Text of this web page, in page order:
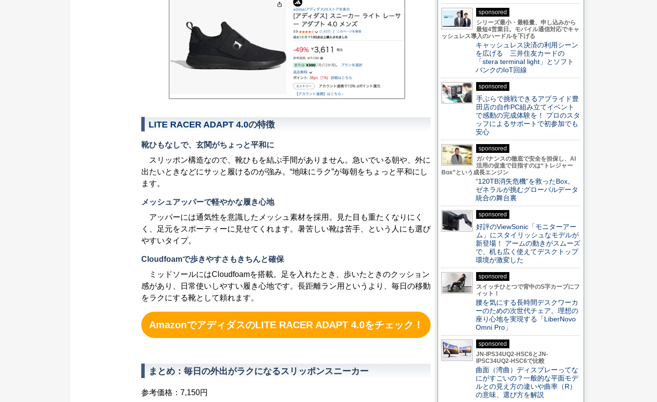
LITE RACER ADAPT 4.0の特徴
靴ひもなしで、玄関がちょっと平和に
スリッポン構造なので、靴ひもを結ぶ手間がありません。急いでいる朝や、外に
出たいときなどにサッと履けるのが強み。“地味にラク”が毎朝をちょっと平和にし
ます。
メッシュアッパーで軽やかな履き心地
アッパーには通気性を意識したメッシュ素材を採用。見た目も重たくなりにく
く、足元をスポーティーに見せてくれます。暑苦しい靴は苦手、という人にも選び
やすいタイプ。
Cloudfoamで歩きやすさもきちんと確保
ミッドソールにはCloudfoamを搭載。足を入れたとき、歩いたときのクッション
感があり、日常使いしやすい履き心地です。長距離ラン用というより、毎日の移動
をラクにする靴として頼れます。
AmazonでアディダスのLITE RACER ADAPT 4.0をチェック！
まとめ：毎日の外出がラクになるスリッポンスニーカー
参考価格：7,150円
sponsored
シリーズ最小・最軽量、申し込みから
最短4営業日。モバイル通信対応でキャ
ッシュレス導入のハードルを下げる
キャッシュレス決済の利用シーン
を広げる 三井住友カードの
「stera terminal light」とソフト
バンクのIoT回線
sponsored
手ぶらで挑戦できるアプライド豊
田店の自作PC組み立てイベント
で感動の完成体験を！ プロのスタ
ッフによるサポートで初参加でも
安心
sponsored
ガバナンスの徹底で安全を担保し、AI
活用の促進で目指すのは“トレジャー
Box”という成長エンジン
“120TB消失危機”を救ったBox。
ゼネラルが挑むグローバルデータ
統合の舞台裏
sponsored
好評のViewSonic「モニターアー
ム」にスタイリッシュなモデルが
新登場！ アームの動きがスムーズ
で、机も広く使えてデスクトップ
環境が激変した
sponsored
スイッチひとつで背中のS字カーブにフ
ィット！
腰を気にする長時間デスクワーカ
ーのための次世代チェア。理想の
座り心地を実現する「LiberNovo
Omni Pro」
sponsored
JN-IPS34UQ2-HSC6とJN-
IPSC34UQ2-HSC6で比較
曲面（湾曲）ディスプレーってな
にがすごいの？一般的な平面モデ
ルとの見え方の違いや曲率（R）
の意味、選び方を解説